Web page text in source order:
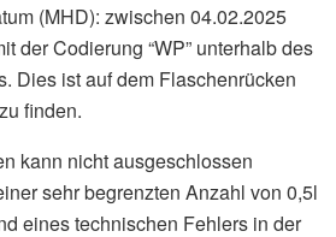
(MHD): zwischen 04.02.2025
der Codierung “WP” unterhalb des
Dies ist auf dem Flaschenrücken
finden.
kann nicht ausgeschlossen
sehr begrenzten Anzahl von 0,5l
eines technischen Fehlers in der